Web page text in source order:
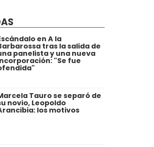
en A la
tras la salida de
panelista y una nueva
"Se fue
Tauro se separó de
novio, Leopoldo
los motivos